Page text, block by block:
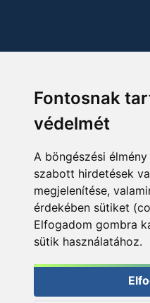
Fontosnak
védelmét
A böngészési
szabott hirdetések
megjelenítése,
érdekében sütiket
Elfogadom gombra
sütik használatához.